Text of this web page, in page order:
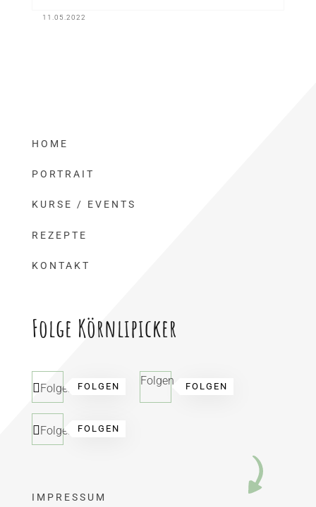
11.05.2022
HOME
PORTRAIT
KURSE / EVENTS
REZEPTE
KONTAKT
Folge Körnlipicker
Folgen FOLGEN Folgen FOLGEN
Folgen FOLGEN
IMPRESSUM